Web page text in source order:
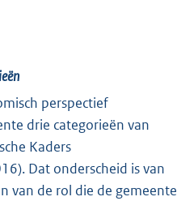
perspectief
drie categorieën van
Kaders
Dat onderscheid is van
van de rol die de gemeente